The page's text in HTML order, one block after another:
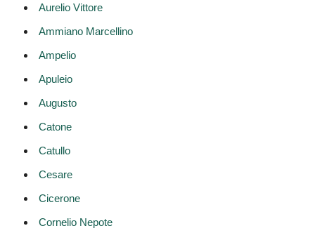
Aurelio Vittore
Ammiano Marcellino
Ampelio
Apuleio
Augusto
Catone
Catullo
Cesare
Cicerone
Cornelio Nepote